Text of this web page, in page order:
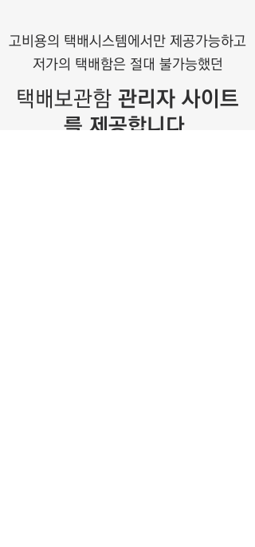
​고비용의 택배시스템에서만 제공가능하고
저가의 택배함은 절대 불가능했던
택배보관함 관리자 사이트
를 제공합니다.